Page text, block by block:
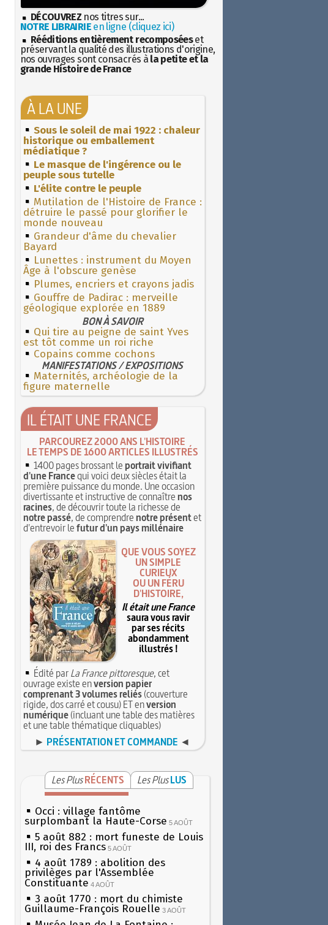
DÉCOUVREZ nos titres sur...
NOTRE LIBRAIRIEen ligne (cliquez ici)
Rééditions entièrement recomposéeset
préservant la qualité des illustrations d'origine,
nos ouvrages sont consacrés à la petite et la
grande Histoire de France
À LA UNE
Sous le soleil de mai 1922 : chaleur
historique ou emballement
médiatique ?
Le masque de l'ingérence ou le
peuple sous tutelle
L'élite contre le peuple
Mutilation de l'Histoire de France :
détruire le passé pour glorifier le
monde nouveau
Grandeur d'âme du chevalier
Bayard
Lunettes : instrument du Moyen
Âge à l'obscure genèse
Plumes, encriers et crayons jadis
Gouffre de Padirac : merveille
géologique explorée en 1889
BON À SAVOIR
Qui tire au peigne de saint Yves
est tôt comme un roi riche
Copains comme cochons
MANIFESTATIONS / EXPOSITIONS
Maternités, archéologie de la
figure maternelle
IL ÉTAIT UNE FRANCE
PARCOUREZ 2000 ANS L'HISTOIRE
LE TEMPS DE 1600 ARTICLES ILLUSTRÉS
1400 pages brossant leportrait vivifiant
d'une Francequi voici deux siècles était la
première puissance du monde. Une occasion
divertissante et instructive de connaîtrenos
racines, de découvrir toute la richesse de
notre passé, de comprendrenotre présentet
d'entrevoir lefutur d'un pays millénaire
QUE VOUS SOYEZ
UN SIMPLE
CURIEUX
OU UN FÉRU
D'HISTOIRE,
Il était une France
saura vous ravir
par ses récits
abondamment
illustrés !
Édité parLa France pittoresque, cet
ouvrage existe enversion papier
comprenant 3 volumes reliés(couverture
rigide, dos carré et cousu) ET enversion
numérique(incluant une table des matières
et une table thématique cliquables)
► PRÉSENTATION ET COMMANDE ◄
Les Plus RÉCENTS Les Plus LUS
Occi : village fantôme
surplombant la Haute-Corse 5 AOÛT
5 août 882 : mort funeste de Louis
III, roi des Francs 5 AOÛT
4 août 1789 : abolition des
privilèges par l'Assemblée
Constituante 4 AOÛT
3 août 1770 : mort du chimiste
Guillaume-François Rouelle 3 AOÛT